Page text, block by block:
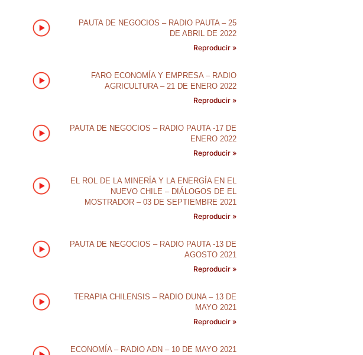
PAUTA DE NEGOCIOS – RADIO PAUTA – 25
DE ABRIL DE 2022
Reproducir »
FARO ECONOMÍA Y EMPRESA – RADIO
AGRICULTURA – 21 DE ENERO 2022
Reproducir »
PAUTA DE NEGOCIOS – RADIO PAUTA -17 DE
ENERO 2022
Reproducir »
EL ROL DE LA MINERÍA Y LA ENERGÍA EN EL
NUEVO CHILE – DIÁLOGOS DE EL
MOSTRADOR – 03 DE SEPTIEMBRE 2021
Reproducir »
PAUTA DE NEGOCIOS – RADIO PAUTA -13 DE
AGOSTO 2021
Reproducir »
TERAPIA CHILENSIS – RADIO DUNA – 13 DE
MAYO 2021
Reproducir »
ECONOMÍA – RADIO ADN – 10 DE MAYO 2021